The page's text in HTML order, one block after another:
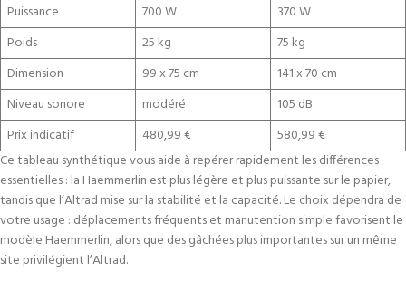
Puissance
700 W
370 W
Poids
25 kg
75 kg
Dimension
99 x 75 cm
141 x 70 cm
Niveau sonore
modéré
105 dB
Prix indicatif
480,99 €
580,99 €
Ce tableau synthétique vous aide à repérer rapidement les différences
essentielles : la Haemmerlin est plus légère et plus puissante sur le papier,
tandis que l’Altrad mise sur la stabilité et la capacité. Le choix dépendra de
votre usage : déplacements fréquents et manutention simple favorisent le
modèle Haemmerlin, alors que des gâchées plus importantes sur un même
site privilégient l’Altrad.